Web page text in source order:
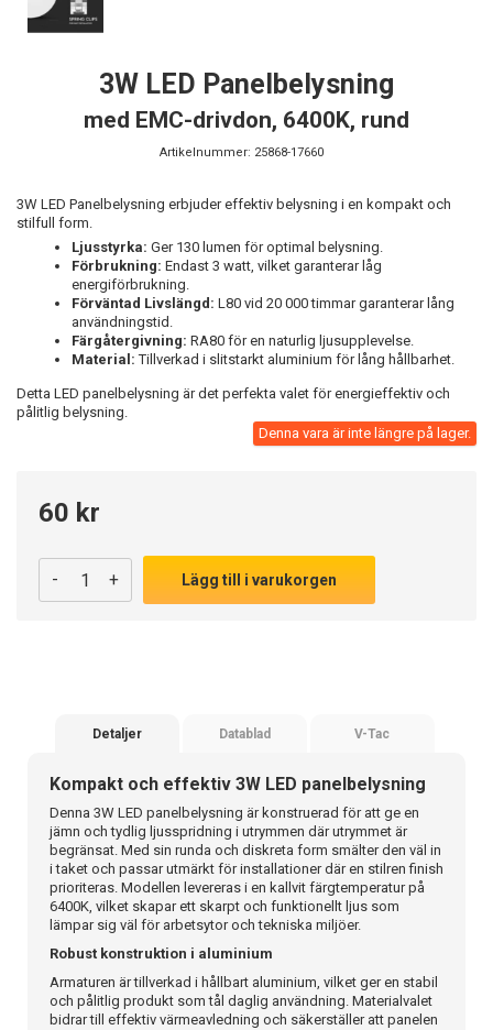
3W LED Panelbelysning
med EMC-drivdon, 6400K, rund
Artikelnummer: 25868-17660
3W LED Panelbelysning erbjuder effektiv belysning i en kompakt och
stilfull form.
Ljusstyrka: Ger 130 lumen för optimal belysning.
Förbrukning: Endast 3 watt, vilket garanterar låg
energiförbrukning.
Förväntad Livslängd: L80 vid 20 000 timmar garanterar lång
användningstid.
Färgåtergivning: RA80 för en naturlig ljusupplevelse.
Material: Tillverkad i slitstarkt aluminium för lång hållbarhet.
Detta LED panelbelysning är det perfekta valet för energieffektiv och
pålitlig belysning.
Denna vara är inte längre på lager.
60 kr
- + Lägg till i varukorgen
Detaljer Datablad V-Tac
Kompakt och effektiv 3W LED panelbelysning
Denna 3W LED panelbelysning är konstruerad för att ge en
jämn och tydlig ljusspridning i utrymmen där utrymmet är
begränsat. Med sin runda och diskreta form smälter den väl in
i taket och passar utmärkt för installationer där en stilren finish
prioriteras. Modellen levereras i en kallvit färgtemperatur på
6400K, vilket skapar ett skarpt och funktionellt ljus som
lämpar sig väl för arbetsytor och tekniska miljöer.
Robust konstruktion i aluminium
Armaturen är tillverkad i hållbart aluminium, vilket ger en stabil
och pålitlig produkt som tål daglig användning. Materialvalet
bidrar till effektiv värmeavledning och säkerställer att panelen